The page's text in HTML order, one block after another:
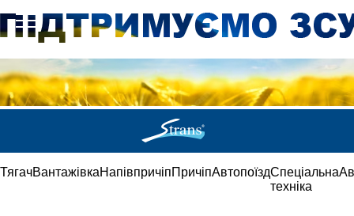
ТягачВантажівкаНапівпричіпПричіпАвтопоїздСпеціальна
техніка